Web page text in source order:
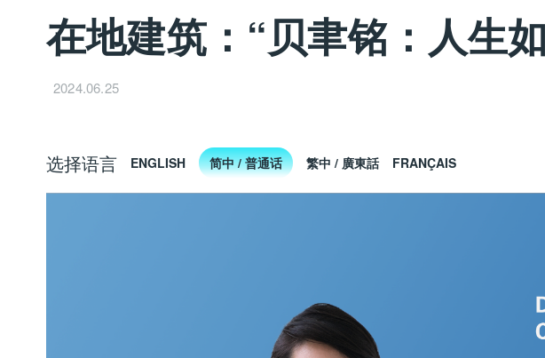
在地建筑：“贝聿铭：人生
2024.06.25
选择语言 ENGLISH 简中 / 普通话 繁中 / 廣東話 FRANÇAIS